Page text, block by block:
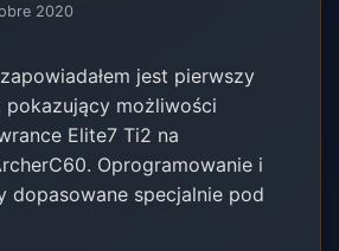
2020
jest pierwszy
pokazujący możliwości
Elite7 Ti2 na
Oprogramowanie i
dopasowane specjalnie pod